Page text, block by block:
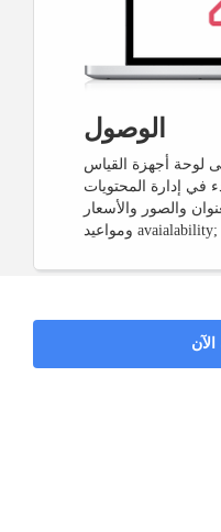
الوصول
لوحة أجهزة القياس
في إدارة المحتويات
والصور والأسعار
ومواعيد avaialability;